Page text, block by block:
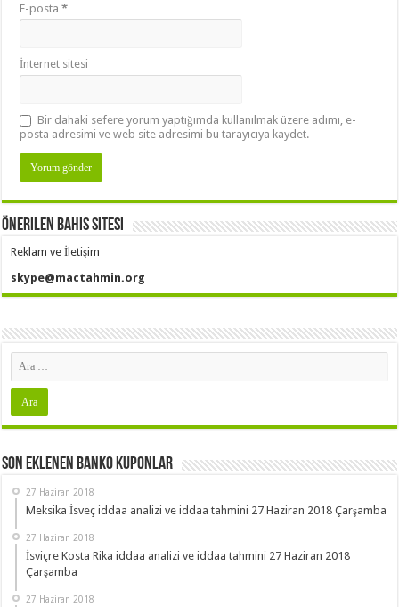
E-posta*
İnternet sitesi
Bir dahaki sefere yorum yaptığımda kullanılmak üzere adımı, e-
posta adresimi ve web site adresimi bu tarayıcıya kaydet.
Önerilen Bahis Sitesi
Reklam ve İletişim
skype@mactahmin.org
Son Eklenen Banko Kuponlar
27 Haziran 2018
Meksika İsveç iddaa analizi ve iddaa tahmini 27 Haziran 2018 Çarşamba
27 Haziran 2018
İsviçre Kosta Rika iddaa analizi ve iddaa tahmini 27 Haziran 2018
Çarşamba
27 Haziran 2018